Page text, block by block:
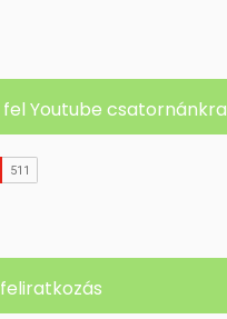
Youtube csatornánkra